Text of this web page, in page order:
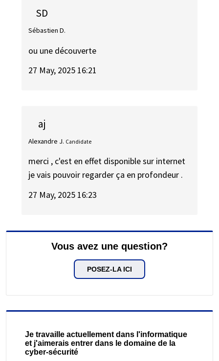
SD
Sébastien D.
ou une découverte
27 May, 2025 16:21
aj
Alexandre J. Candidate
merci , c'est en effet disponible sur internet
je vais pouvoir regarder ça en profondeur .
27 May, 2025 16:23
Vous avez une question?
POSEZ-LA ICI
Je travaille actuellement dans l'informatique
et j'aimerais entrer dans le domaine de la
cyber-sécurité